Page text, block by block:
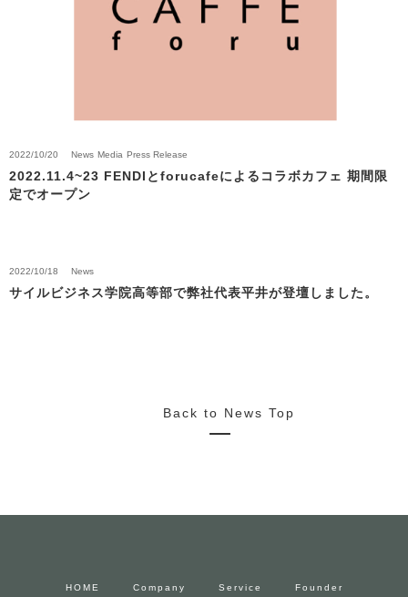
2022/10/20 News Media Press Release
2022.11.4~23 FENDIとforucafeによるコラボカフェ 期間限
定でオープン